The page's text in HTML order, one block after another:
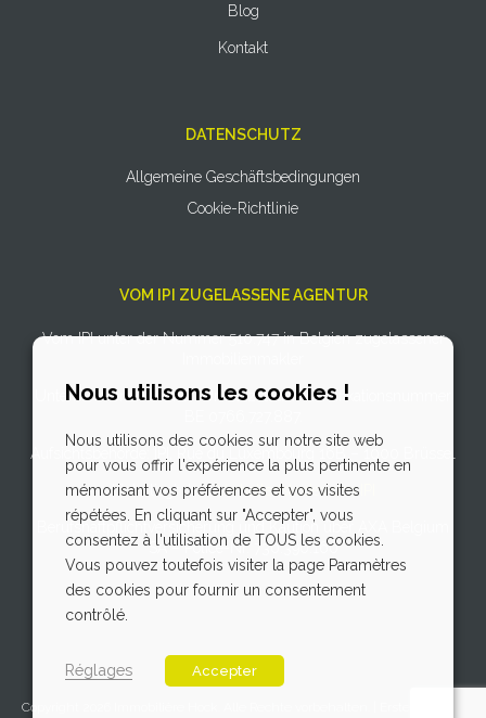
Nous utilisons les cookies !
Nous utilisons des cookies sur notre site web
pour vous offrir l'expérience la plus pertinente en
mémorisant vos préférences et vos visites
répétées. En cliquant sur "Accepter", vous
consentez à l'utilisation de TOUS les cookies.
Vous pouvez toutefois visiter la page Paramètres
des cookies pour fournir un consentement
contrôlé.
Réglages Accepter
Blog
Kontakt
DATENSCHUTZ
Allgemeine Geschäftsbedingungen
Cookie-Richtlinie
VOM IPI ZUGELASSENE AGENTUR
Vom IPI unter der Nummer 510.747 in Belgien zugelassener
Unternehmensnummer: Umsatzsteuer-Identifikationsnummer
Aufsichtsbehörde: IPI, Rue du Luxembourg 16B – 1000 Brüssel
Unterliegt demVerhaltenskodex des IPI
Berufshaftpflichtversicherung und Kaution über AXA Belgium
SA – Police-Nr. 730.390.160
Copyright 2026 Immobilière Hock. Alle Rechte vorbehalten. | Erstellung der